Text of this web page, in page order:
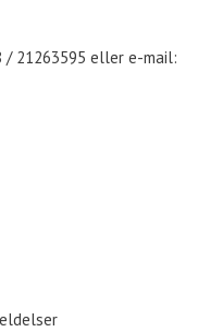
21263595 eller e-mail: